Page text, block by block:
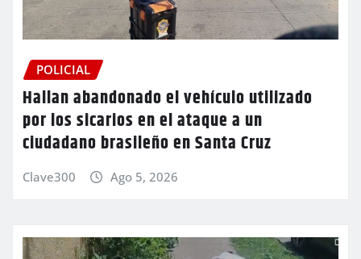
POLICIAL
Hallan abandonado el vehículo utilizado
por los sicarios en el ataque a un
ciudadano brasileño en Santa Cruz
Clave300 Ago 5, 2026